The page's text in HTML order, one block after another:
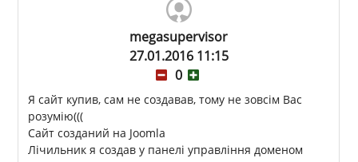
megasupervisor
27.01.2016 11:15
0
Я сайт купив, сам не создавав, тому не зовсім Вас
розумію(((
Сайт созданий на Joomla
Лічильник я создав у панелі управління доменом